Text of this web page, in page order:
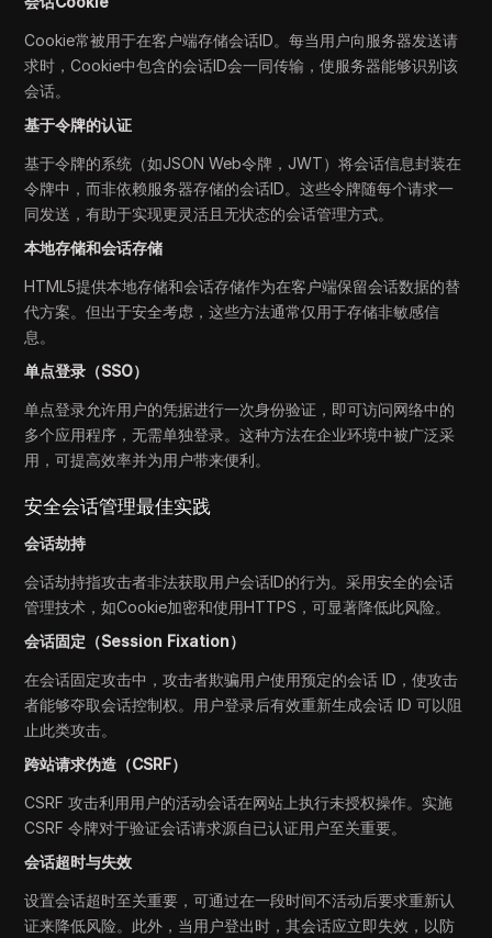
Cookie常被用于在客户端存储会话ID。每当用户向服务器发送请
求时，Cookie中包含的会话ID会一同传输，使服务器能够识别该
会话。
基于令牌的认证
基于令牌的系统（如JSON Web令牌，JWT）将会话信息封装在
令牌中，而非依赖服务器存储的会话ID。这些令牌随每个请求一
同发送，有助于实现更灵活且无状态的会话管理方式。
本地存储和会话存储
HTML5提供本地存储和会话存储作为在客户端保留会话数据的替
代方案。但出于安全考虑，这些方法通常仅用于存储非敏感信
息。
单点登录（SSO）
单点登录允许用户的凭据进行一次身份验证，即可访问网络中的
多个应用程序，无需单独登录。这种方法在企业环境中被广泛采
用，可提高效率并为用户带来便利。
安全会话管理最佳实践
会话劫持
会话劫持指攻击者非法获取用户会话ID的行为。采用安全的会话
管理技术，如Cookie加密和使用HTTPS，可显著降低此风险。
会话固定（Session Fixation）
在会话固定攻击中，攻击者欺骗用户使用预定的会话 ID，使攻击
者能够夺取会话控制权。用户登录后有效重新生成会话 ID 可以阻
止此类攻击。
跨站请求伪造（CSRF）
CSRF 攻击利用用户的活动会话在网站上执行未授权操作。实施
CSRF 令牌对于验证会话请求源自已认证用户至关重要。
会话超时与失效
设置会话超时至关重要，可通过在一段时间不活动后要求重新认
证来降低风险。此外，当用户登出时，其会话应立即失效，以防